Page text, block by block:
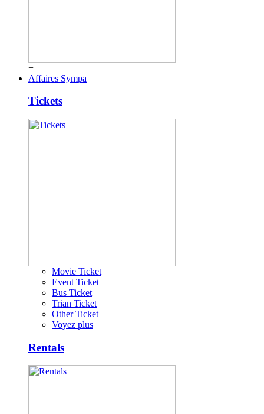
+
Affaires Sympa
Tickets
Movie Ticket
Event Ticket
Bus Ticket
Trian Ticket
Other Ticket
Voyez plus
Rentals